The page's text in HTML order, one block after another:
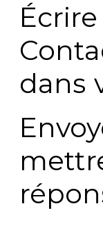
dans